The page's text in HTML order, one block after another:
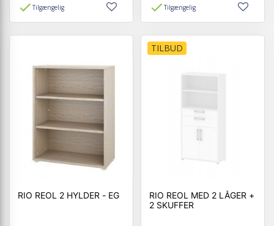
Tilgængelig Tilgængelig
RIO REOL 2 HYLDER - EG
TILBUD
RIO REOL MED 2 LÅGER +
2 SKUFFER